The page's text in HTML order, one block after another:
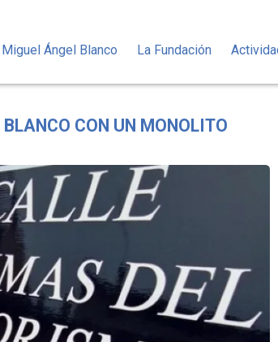
Miguel Ángel Blanco La Fundación
CON UN MONOLITO